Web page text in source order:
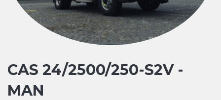
CAS 24/2500/250-S2V -
MAN